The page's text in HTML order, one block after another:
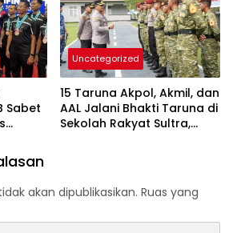
Sabet
Uncategorized
15 Taruna Akpol, Akmil, dan
AAL Jalani Bhakti Taruna di
Sekolah Rakyat Sultra,
akan dipublikasikan. Ruas yang